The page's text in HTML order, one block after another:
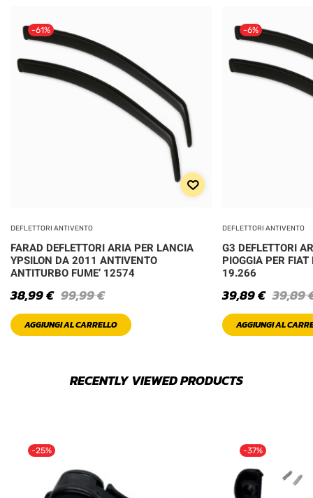
-61%
DEFLETTORI ANTIVENTO
FARAD DEFLETTORI ARIA PER LANCIA
YPSILON DA 2011 ANTIVENTO
ANTITURBO FUME’ 12574
99,99€
38,99€
AGGIUNGI AL CARRELLO
-6%
DEFLETTORI ANTIVENTO
G3 DEFLETTORI
PIOGGIA PER
19.266
39,89
39,89€
AGGIUNGI AL
RECENTLY VIEWED PRODUCTS
-25% -37%